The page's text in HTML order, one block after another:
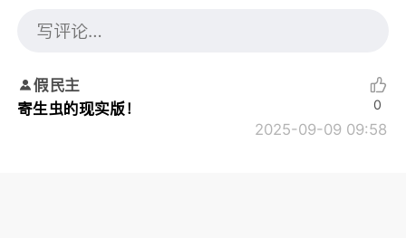
假民主
寄生虫的现实版！
2025-09-09 09:58
0